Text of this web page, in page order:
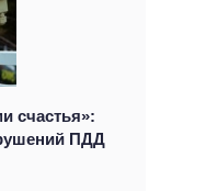
счастья»:
ПДД